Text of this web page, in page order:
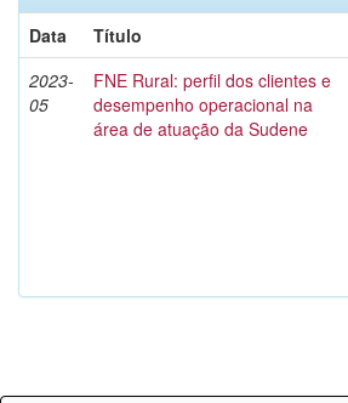
Data
Título
2023-
05
FNE Rural: perfil dos clientes e
desempenho operacional na
área de atuação da Sudene